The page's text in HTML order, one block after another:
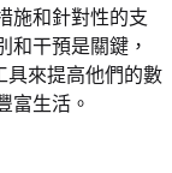
施和針對性的支
和干預是關鍵，
具來提高他們的數
富生活。